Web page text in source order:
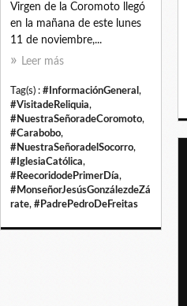
Virgen de la Coromoto llegó
en la mañana de este lunes
11 de noviembre,...
Leer más
Tag(s) : #InformaciónGeneral ,
#VisitadeReliquia,
#NuestraSeñoradeCoromoto,
#Carabobo,
#NuestraSeñoradelSocorro,
#IglesiaCatólica,
#ReecoridodePrimerDía,
#MonseñorJesúsGonzálezdeZá
rate, #PadrePedroDeFreitas